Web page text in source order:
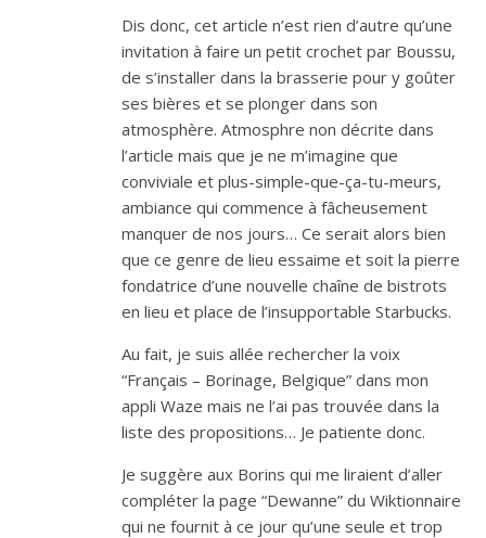
Dis donc, cet article n’est rien d’autre qu’une
invitation à faire un petit crochet par Boussu,
de s’installer dans la brasserie pour y goûter
ses bières et se plonger dans son
atmosphère. Atmosphre non décrite dans
l’article mais que je ne m’imagine que
conviviale et plus-simple-que-ça-tu-meurs,
ambiance qui commence à fâcheusement
manquer de nos jours… Ce serait alors bien
que ce genre de lieu essaime et soit la pierre
fondatrice d’une nouvelle chaîne de bistrots
en lieu et place de l’insupportable Starbucks.
Au fait, je suis allée rechercher la voix
“Français – Borinage, Belgique” dans mon
appli Waze mais ne l’ai pas trouvée dans la
liste des propositions… Je patiente donc.
Je suggère aux Borins qui me liraient d’aller
compléter la page “Dewanne” du Wiktionnaire
qui ne fournit à ce jour qu’une seule et trop